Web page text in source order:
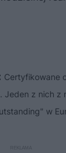
Certyfikowane
Jeden z nich z
w